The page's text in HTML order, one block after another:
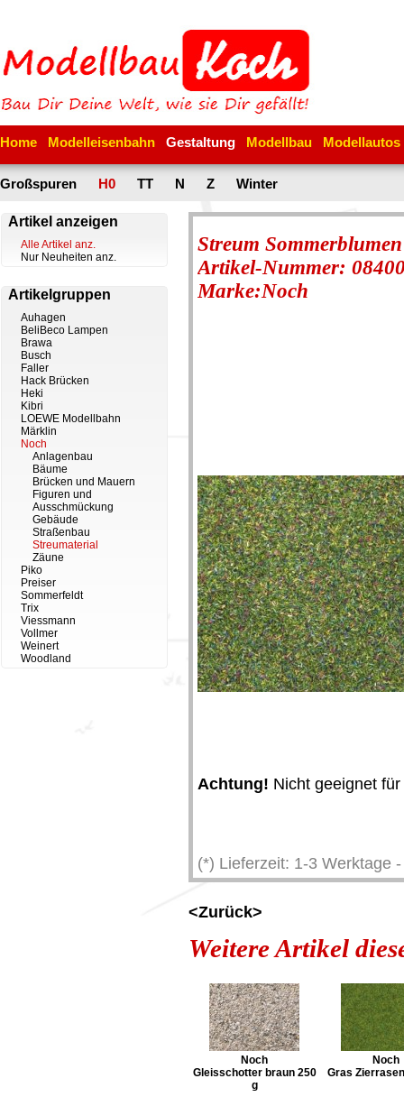
Home Modelleisenbahn Gestaltung Modellbau Modellautos
Großspuren H0 TT N Z Winter
Artikel anzeigen
Alle Artikel anz.
Nur Neuheiten anz.
Artikelgruppen
Auhagen
BeliBeco Lampen
Brawa
Busch
Faller
Hack Brücken
Heki
Kibri
LOEWE Modellbahn
Märklin
Noch
Anlagenbau
Bäume
Brücken und Mauern
Figuren und
Ausschmückung
Gebäude
Straßenbau
Streumaterial
Zäune
Piko
Preiser
Sommerfeldt
Trix
Viessmann
Vollmer
Weinert
Woodland
Streum
Artikel-Nummer:
Marke:Noch
Achtung! Nicht geeignet
(*) Lieferzeit: 1-3 Werktage
<Zurück>
Weitere Artikel
Noch
Gleisschotter braun 250
g
Noch
Gras